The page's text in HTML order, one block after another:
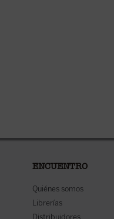
ENCUENTRO
Quiénes somos
Librerías
Distribuidores